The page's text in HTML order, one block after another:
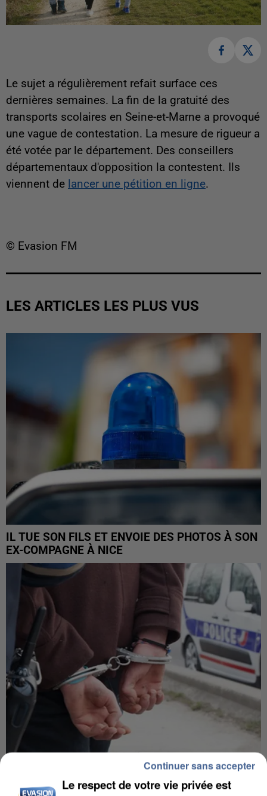
Le sujet a régulièrement refait surface ces
dernières semaines. La fin de la gratuité des
transports scolaires en Seine-et-Marne a provoqué
une vague de contestation. La mesure de rigueur a
été votée par le département. Des conseillers
départementaux d'opposition la contestent. Ils
viennent de lancer une pétition en ligne.
© Evasion FM
LES ARTICLES LES PLUS VUS
IL TUE SON FILS ET ENVOIE DES PHOTOS À SON
EX-COMPAGNE À NICE
L’UN DES FONDATEURS SUPPOSÉS DE LA DZ
MAFIA INTERPELLÉ EN ALGÉRIE
Le respect de votre vie privée est
Continuer sans accepter